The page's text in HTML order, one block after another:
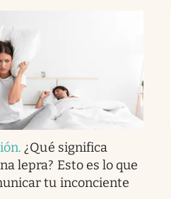
. ¿Qué significa
lepra? Esto es lo que
tu inconciente